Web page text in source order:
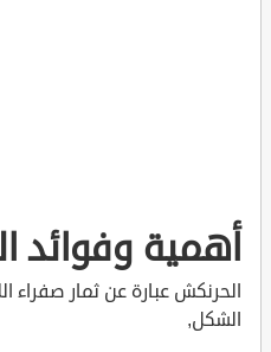
أهمية وفوائد
الحرنكش عبارة عن ثمار صفراء
الشكل,